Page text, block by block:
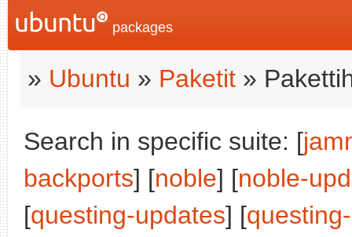
packages
» Ubuntu » Paketit »
Search in specific suite: [
backports] [noble] [noble-
[questing-updates] [